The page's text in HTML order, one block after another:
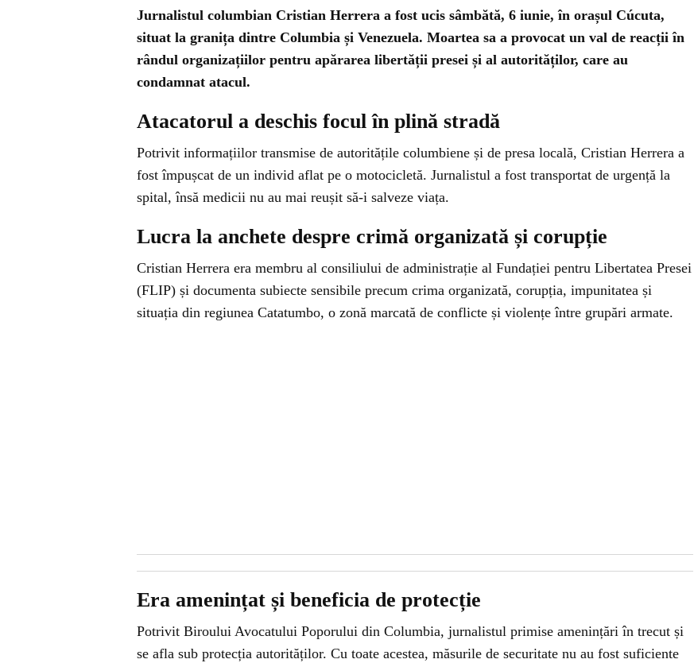
Jurnalistul columbian Cristian Herrera a fost ucis sâmbătă, 6 iunie, în orașul Cúcuta,
situat la granița dintre Columbia și Venezuela. Moartea sa a provocat un val de reacții în
rândul organizațiilor pentru apărarea libertății presei și al autorităților, care au
condamnat atacul.
Atacatorul a deschis focul în plină stradă
Potrivit informațiilor transmise de autoritățile columbiene și de presa locală, Cristian Herrera a
fost împușcat de un individ aflat pe o motocicletă. Jurnalistul a fost transportat de urgență la
spital, însă medicii nu au mai reușit să-i salveze viața.
Lucra la anchete despre crimă organizată și corupție
Cristian Herrera era membru al consiliului de administrație al Fundației pentru Libertatea Presei
(FLIP) și documenta subiecte sensibile precum crima organizată, corupția, impunitatea și
situația din regiunea Catatumbo, o zonă marcată de conflicte și violențe între grupări armate.
Era amenințat și beneficia de protecție
Potrivit Biroului Avocatului Poporului din Columbia, jurnalistul primise amenințări în trecut și
se afla sub protecția autorităților. Cu toate acestea, măsurile de securitate nu au fost suficiente